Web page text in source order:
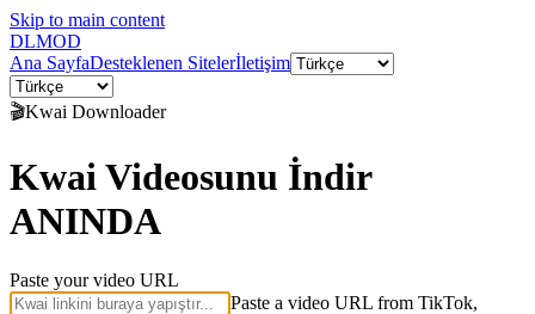
Skip to main content
DLMOD
Ana SayfaDesteklenen Sitelerİletişim
🎬Kwai Downloader
Kwai Videosunu İndir
ANINDA
Paste your video URL
Paste a video URL from TikTok,